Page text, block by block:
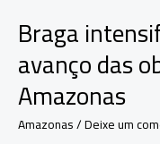
Braga
avanço das
Amazonas
Amazonas/Deixe um